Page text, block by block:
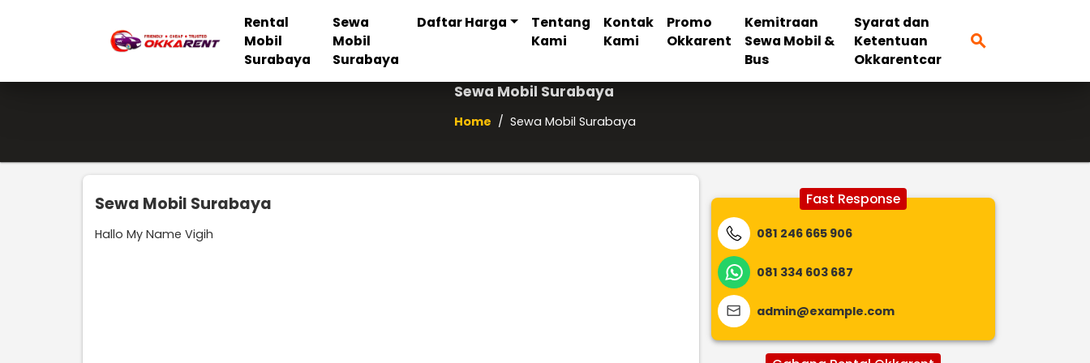
Rental
Mobil
Surabaya
Sewa
Mobil
Surabaya
Daftar Harga
Tentang
Kami
Kontak
Kami
Promo
Okkarent
Kemitraan
Sewa Mobil &
Bus
Syarat dan
Ketentuan
Okkarentcar
search
Sewa Mobil Surabaya
Home / Sewa Mobil Surabaya
Sewa Mobil Surabaya
Hallo My Name Vigih
Fast Response
081 246 665 906
081 334 603 687
admin@example.com